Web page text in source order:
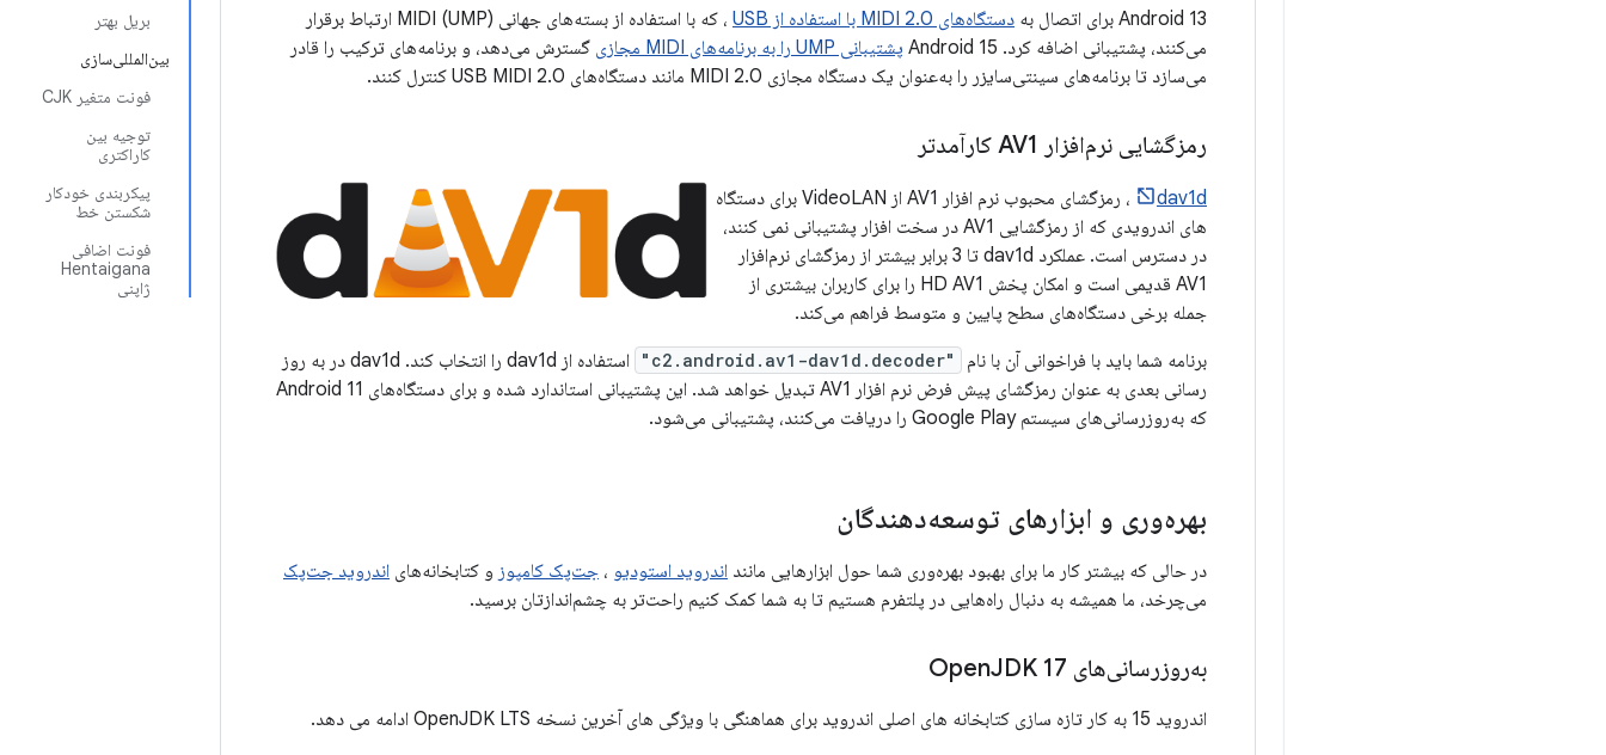
بریل بهتر
بین‌المللی‌سازی
فونت متغیر CJK
توجیه بین
کاراکتری
پیکربندی خودکار
شکستن خط
فونت اضافی
Hentaigana
ژاپنی
Android 13 برای اتصال به دستگاه‌های MIDI 2.0 با استفاده از USB
، که با استفاده از بسته‌های جهانی MIDI (UMP) ارتباط برقرار
می‌کنند، پشتیبانی اضافه کرد. Android 15
پشتیبانی UMP را به برنامه‌های MIDI مجازی
گسترش می‌دهد، و برنامه‌های ترکیب را قادر
می‌سازد تا برنامه‌های سینتی‌سایزر را به‌عنوان یک دستگاه مجازی MIDI 2.0 مانند دستگاه‌های USB MIDI 2.0 کنترل کنند.
رمزگشایی نرم‌افزار AV1 کارآمدتر
dav1d
، رمزگشای محبوب نرم افزار AV1 از VideoLAN برای دستگاه
های اندرویدی که از رمزگشایی AV1 در سخت افزار پشتیبانی نمی کنند،
در دسترس است. عملکرد dav1d تا 3 برابر بیشتر از رمزگشای نرم‌افزار
AV1 قدیمی است و امکان پخش HD AV1 را برای کاربران بیشتری از
جمله برخی دستگاه‌های سطح پایین و متوسط ​​فراهم می‌کند.
برنامه شما باید با فراخوانی آن با نام
"c2.android.av1-dav1d.decoder"
استفاده از dav1d را انتخاب کند. dav1d در به روز
رسانی بعدی به عنوان رمزگشای پیش فرض نرم افزار AV1 تبدیل خواهد شد. این پشتیبانی استاندارد شده و برای دستگاه‌های Android 11
که به‌روزرسانی‌های سیستم Google Play را دریافت می‌کنند، پشتیبانی می‌شود.
بهره‌وری و ابزارهای توسعه‌دهندگان
در حالی که بیشتر کار ما برای بهبود بهره‌وری شما حول ابزارهایی مانند اندروید استودیو ، جت‌پک کامپوز و کتابخانه‌های اندروید جت‌پک
می‌چرخد، ما همیشه به دنبال راه‌هایی در پلتفرم هستیم تا به شما کمک کنیم راحت‌تر به چشم‌اندازتان برسید.
به‌روزرسانی‌های Open JDK 17
اندروید 15 به کار تازه سازی کتابخانه های اصلی اندروید برای هماهنگی با ویژگی های آخرین نسخه OpenJDK LTS ادامه می دهد.